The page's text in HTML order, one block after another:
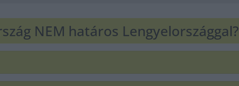
NEM határos Lengyelországgal?